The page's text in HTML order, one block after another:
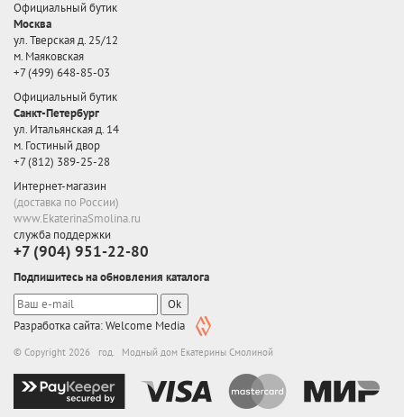
Официальный бутик
Москва
ул. Тверская д. 25/12
м. Маяковская
+7 (499) 648-85-03
Официальный бутик
Санкт-Петербург
ул. Итальянская д. 14
м. Гостиный двор
+7 (812) 389-25-28
Интернет-магазин
(доставка по России)
www.EkaterinaSmolina.ru
служба поддержки
+7 (904) 951-22-80
Подпишитесь на обновления каталога
Ok
Разработка сайта: Welcome Media
© Copyright 2026 год. Модный дом Екатерины Смолиной